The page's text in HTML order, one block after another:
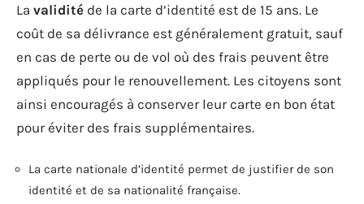
La validité de la carte d’identité est de 15 ans. Le
coût de sa délivrance est généralement gratuit, sauf
en cas de perte ou de vol où des frais peuvent être
appliqués pour le renouvellement. Les citoyens sont
ainsi encouragés à conserver leur carte en bon état
pour éviter des frais supplémentaires.
La carte nationale d’identité permet de justifier de son
identité et de sa nationalité française.